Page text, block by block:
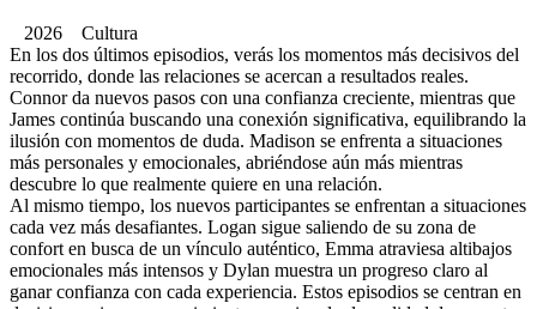
2026 Cultura
En los dos últimos episodios, verás los momentos más decisivos del
recorrido, donde las relaciones se acercan a resultados reales.
Connor da nuevos pasos con una confianza creciente, mientras que
James continúa buscando una conexión significativa, equilibrando la
ilusión con momentos de duda. Madison se enfrenta a situaciones
más personales y emocionales, abriéndose aún más mientras
descubre lo que realmente quiere en una relación.
Al mismo tiempo, los nuevos participantes se enfrentan a situaciones
cada vez más desafiantes. Logan sigue saliendo de su zona de
confort en busca de un vínculo auténtico, Emma atraviesa altibajos
emocionales más intensos y Dylan muestra un progreso claro al
ganar confianza con cada experiencia. Estos episodios se centran en